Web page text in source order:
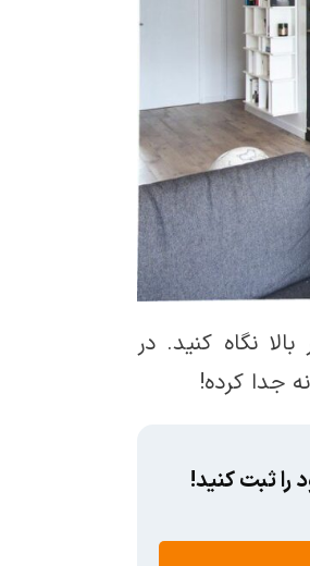
نگاه کنید. در
جدا کرده!
ثبت کنید!